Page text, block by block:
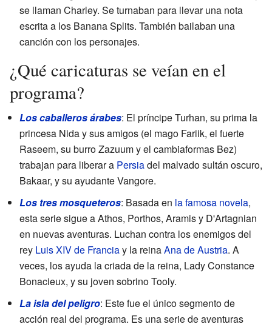
se llaman Charley. Se turnaban para llevar una nota
escrita a los Banana Splits. También bailaban una
canción con los personajes.
¿Qué caricaturas se veían en el
programa?
Los caballeros árabes: El príncipe Turhan, su prima la
princesa Nida y sus amigos (el mago Fariik, el fuerte
Raseem, su burro Zazuum y el cambiaformas Bez)
trabajan para liberar a Persiadel malvado sultán oscuro,
Bakaar, y su ayudante Vangore.
Los tres mosqueteros: Basada en la famosa novela,
esta serie sigue a Athos, Porthos, Aramis y D'Artagnian
en nuevas aventuras. Luchan contra los enemigos del
rey Luis XIV de Franciay la reinaAna de Austria. A
veces, los ayuda la criada de la reina, Lady Constance
Bonacieux, y su joven sobrino Tooly.
La isla del peligro: Este fue el único segmento de
acción real del programa. Es una serie de aventuras